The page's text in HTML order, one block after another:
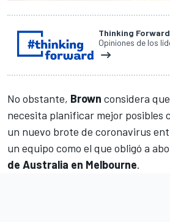
Thinking Forward
Opiniones de los
No obstante, Brown considera
necesita planificar mejor posibles
un nuevo brote de coronavirus
un equipo como el que obligó a
de Australia en Melbourne.